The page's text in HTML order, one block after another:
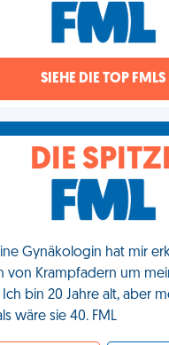
SIEHE DIE TOP FMLS
DIE
Gynäkologin hat mir
von Krampfadern um
bin 20 Jahre alt, aber
wäre sie 40. FML